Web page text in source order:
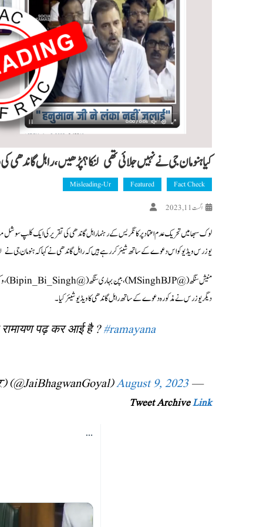
کیا ہنومان جی نے نہیں جلائی تھی لنکا؟ پڑھیں، راہل گاندھی
Fact Check
Featured
Misleading-Ur
اگست 11, 2023
لوک سبھا میں تحریک عدم اعتماد پر کانگریس کے رہنما راہل گاندھی کی تقریر کی ایک کلپ
یوزرس ویڈیو کو اس دعوے کے ساتھ شیئر کر رہے ہیں کہ راہل گاندھی نے کہا کہ ہنومان جی نے
دیگر یوزرس نے مذکورہ دعوے کے ساتھ راہل گاندھی کا ویڈیو شیئر کیا۔
रामायण पढ़ कर आई है ?#ramayana
— Jai Bhagwan Goyal (मोदी का परिवार) (@JaiBhagwanGoyal)
August 9, 2023
Tweet ArchiveLink